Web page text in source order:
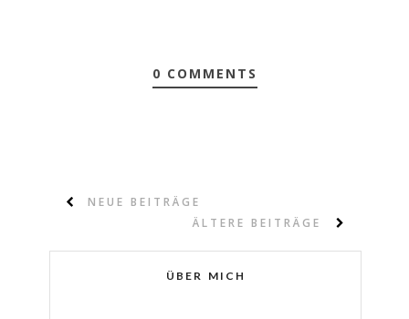
0 COMMENTS
NEUE BEITRÄGE
ÄLTERE BEITRÄGE
ÜBER MICH